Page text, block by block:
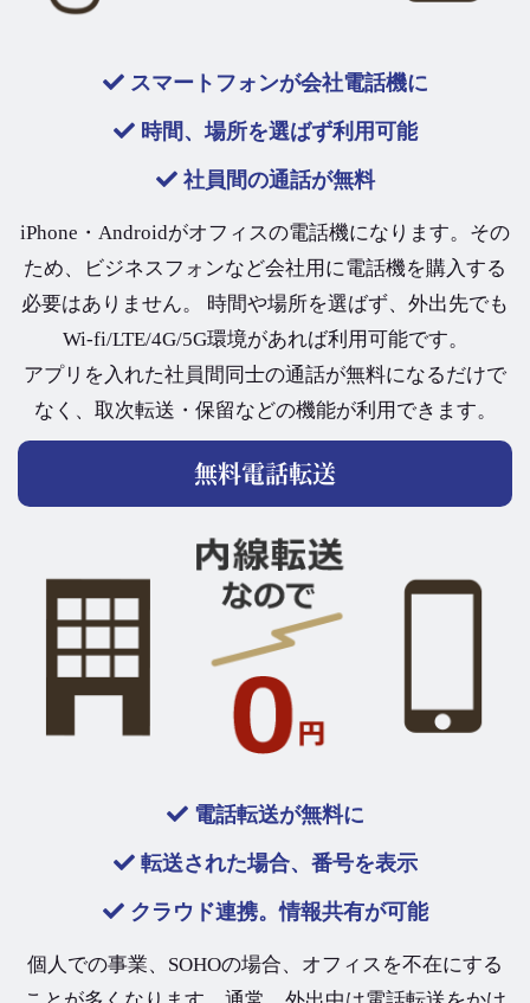
スマートフォンが会社電話機に
時間、場所を選ばず利用可能
社員間の通話が無料
iPhone・Androidがオフィスの電話機になります。その
ため、ビジネスフォンなど会社用に電話機を購入する
必要はありません。 時間や場所を選ばず、外出先でも
Wi-fi/LTE/4G/5G環境があれば利用可能です。
アプリを入れた社員間同士の通話が無料になるだけで
なく、取次転送・保留などの機能が利用できます。
無料電話転送
電話転送が無料に
転送された場合、番号を表示
クラウド連携。情報共有が可能
個人での事業、SOHOの場合、オフィスを不在にする